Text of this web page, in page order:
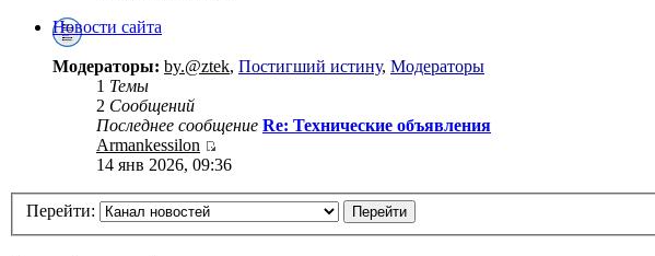
Новости сайта
Модераторы: by.@ztek, Постигший истину, Модераторы
1 Темы
2 Сообщений
Последнее сообщение Re: Технические объявления
Armankessilon
14 янв 2026, 09:36
Перейти: